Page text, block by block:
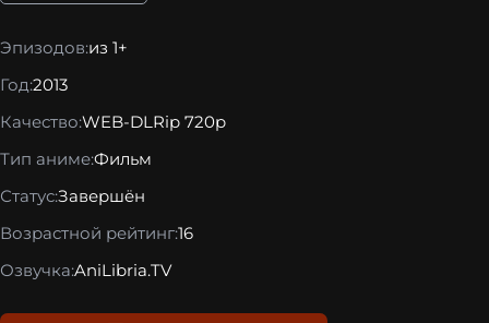
Эпизодов:из 1+
Год:2013
Качество:WEB-DLRip 720p
Тип аниме:Фильм
Статус:Завершён
Возрастной рейтинг:16
Озвучка:AniLibria.TV